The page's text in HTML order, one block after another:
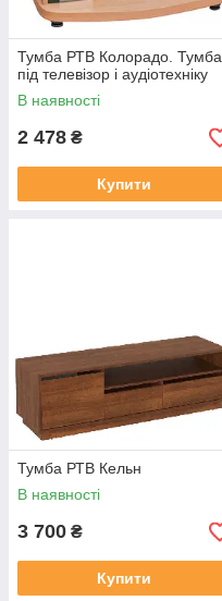
Тумба РТВ Колорадо. Тумба
під телевізор і аудіотехніку
В наявності
2 478 ₴
Купити
Тумба РТВ Кельн
В наявності
3 700 ₴
Купити